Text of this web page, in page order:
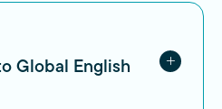
Global English